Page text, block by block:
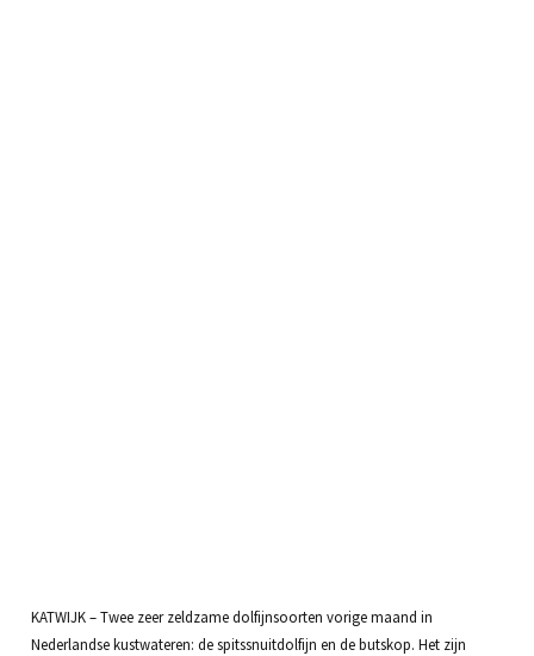
KATWIJK – Twee zeer zeldzame dolfijnsoorten vorige maand in
Nederlandse kustwateren: de spitssnuitdolfijn en de butskop. Het zijn